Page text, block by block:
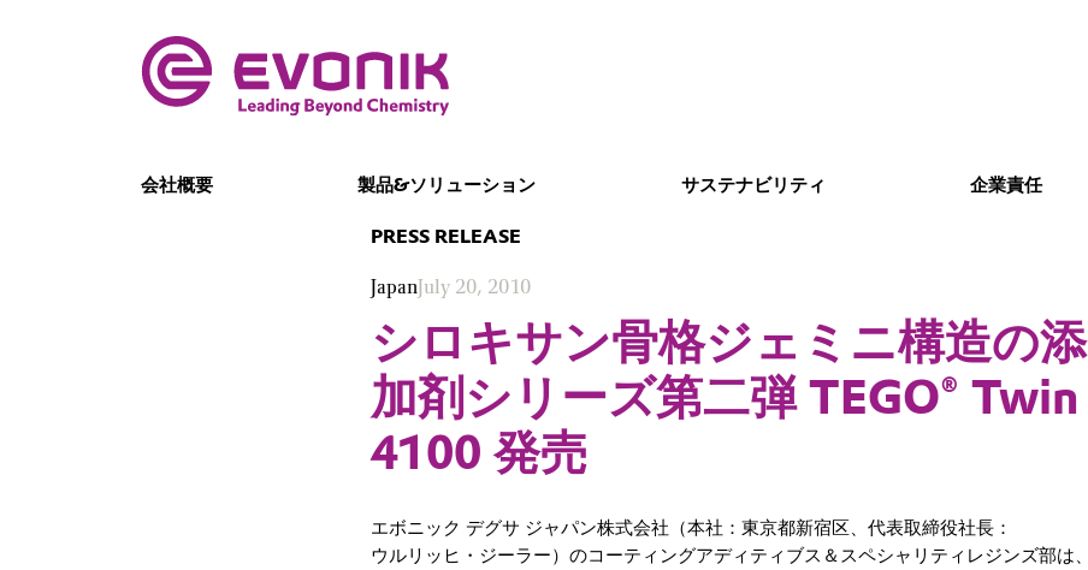
会社概要 製品&ソリューション サステナビリティ 企業責任
PRESS RELEASE
JapanJuly 20, 2010
シロキサン骨格ジェミニ構造の添
加剤シリーズ第二弾 TEGO® Twin
4100 発売
エボニック デグサ ジャパン株式会社（本社：東京都新宿区、代表取締役社長：
ウルリッヒ・ジーラー）のコーティングアディティブス＆スペシャリティレジンズ部は、